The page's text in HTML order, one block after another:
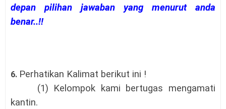
depan pilihan jawaban yang menurut anda
benar..!!
6. Perhatikan Kalimat berikut ini !
(1) Kelompok kami bertugas mengamati
kantin.